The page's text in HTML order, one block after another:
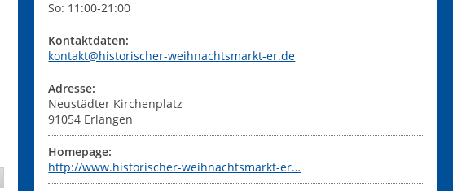
Historischer Weihnachtsmarkt Erlangen 2013 (01) - User upload
So: 11:00-21:00
Kontaktdaten:
kontakt@historischer-weihnachtsmarkt-er.de
Adresse:
Neustädter Kirchenplatz
91054 Erlangen
Homepage:
http://www.historischer-weihnachtsmarkt-er…